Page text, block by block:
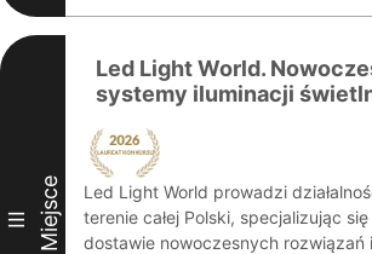
III Miejsce
Led Light World.
systemy iluminacji
Led Light World prowadzi
terenie całej Polski, specjalizując
dostawie nowoczesnych rozwiązań